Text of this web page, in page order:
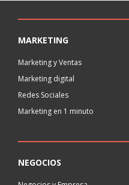
MARKETING
Marketing y Ventas
Marketing digital
Redes Sociales
Marketing en 1 minuto
NEGOCIOS